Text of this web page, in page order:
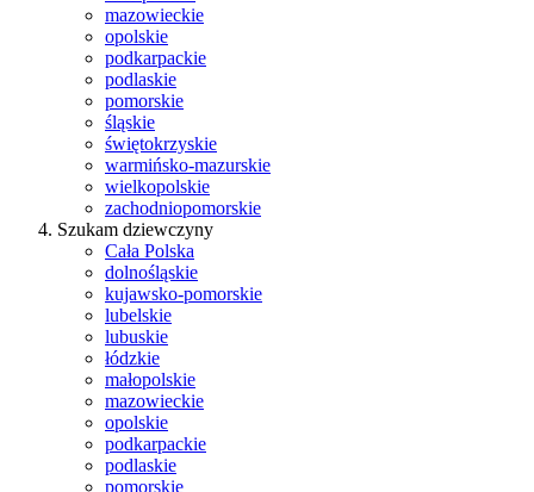
mazowieckie
opolskie
podkarpackie
podlaskie
pomorskie
śląskie
świętokrzyskie
warmińsko-mazurskie
wielkopolskie
zachodniopomorskie
Szukam dziewczyny
Cała Polska
dolnośląskie
kujawsko-pomorskie
lubelskie
lubuskie
łódzkie
małopolskie
mazowieckie
opolskie
podkarpackie
podlaskie
pomorskie